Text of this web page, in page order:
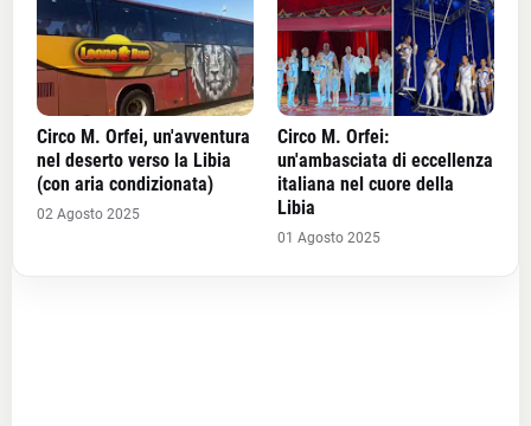
Circo M. Orfei, un'avventura
nel deserto verso la Libia
(con aria condizionata)
02 Agosto 2025
Circo M. Orfei:
un'ambasciata di eccellenza
italiana nel cuore della
Libia
01 Agosto 2025